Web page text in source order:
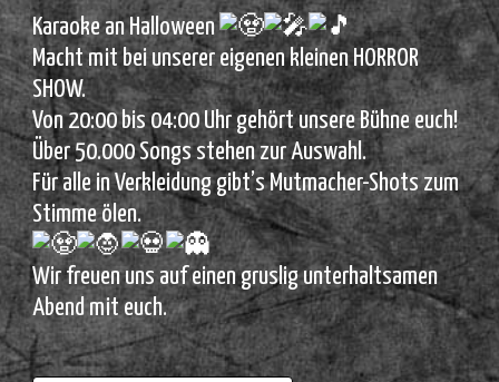
Karaoke an Halloween
Macht mit bei unserer eigenen kleinen HORROR
SHOW.
Von 20:00 bis 04:00 Uhr gehört unsere Bühne euch!
Über 50.000 Songs stehen zur Auswahl.
Für alle in Verkleidung gibt’s Mutmacher-Shots zum
Stimme ölen.
Wir freuen uns auf einen gruslig unterhaltsamen
Abend mit euch.